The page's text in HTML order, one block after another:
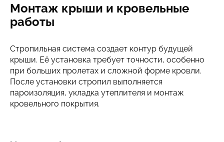
Монтаж крыши и кровельные
работы
Стропильная система создает контур будущей
крыши. Её установка требует точности, особенно
при больших пролетах и сложной форме кровли.
После установки стропил выполняется
пароизоляция, укладка утеплителя и монтаж
кровельного покрытия.